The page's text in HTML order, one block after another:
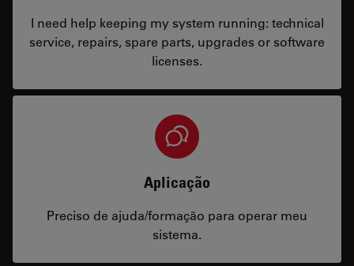
I need help keeping my system running: technical
service, repairs, spare parts, upgrades or software
licenses.
Aplicação
Preciso de ajuda/formação para operar meu
sistema.